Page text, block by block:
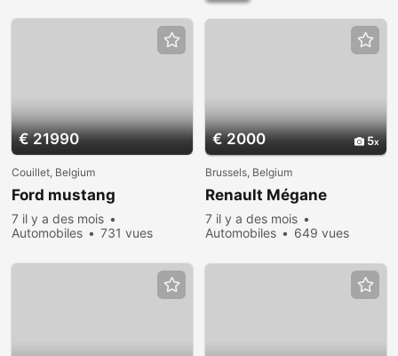
€ 21990
Couillet, Belgium
Ford mustang
7 il y a des mois
Automobiles
731 vues
€ 2000 5
Brussels, Belgium
Renault Mégane
7 il y a des mois
Automobiles
649 vues